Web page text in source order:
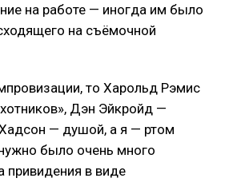
на работе — иногда им было
на съёмочной
то Харольд Рэмис
Дэн Эйкройд —
— душой, а я — ртом
было очень много
привидения в виде